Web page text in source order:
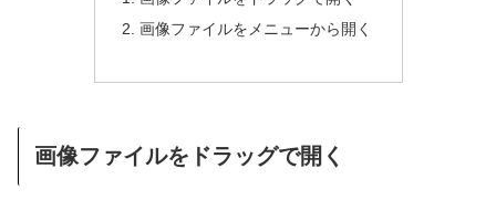
画像ファイルをメニューから開く
画像ファイルをドラッグで開く